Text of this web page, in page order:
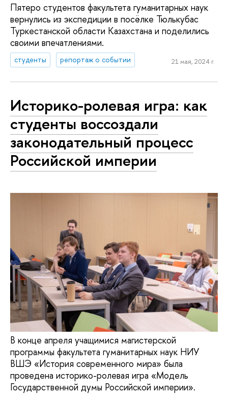
Пятеро студентов факультета гуманитарных наук
вернулись из экспедиции в посёлке Тюлькубас
Туркестанской области Казахстана и поделились
своими впечатлениями.
студенты репортаж о событии 21 мая, 2024 г.
Историко-ролевая игра: как
студенты воссоздали
законодательный процесс
Российской империи
В конце апреля учащимися магистерской
программы факультета гуманитарных наук НИУ
ВШЭ «История современного мира» была
проведена историко-ролевая игра «Модель
Государственной думы Российской империи».